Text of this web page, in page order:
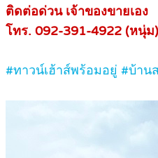
ติดต่อด่วน เจ้าของขายเอง
โทร. 092-391-4922 (หนุ่ม)
#ทาวน์เฮ้าส์พร้อมอยู่ #บ้าน